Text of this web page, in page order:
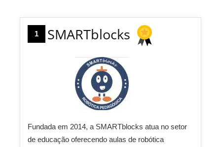
1 SMARTblocks
Fundada em 2014, a SMARTblocks atua no setor
de educação oferecendo aulas de robótica